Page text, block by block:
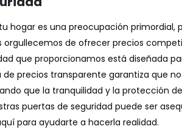
hogar es una preocupación
orgullecemos de ofrecer precios
que proporcionamos está diseñada
precios transparente garantiza que
que la tranquilidad y la protección
puertas de seguridad puede ser
para ayudarte a hacerla realidad.